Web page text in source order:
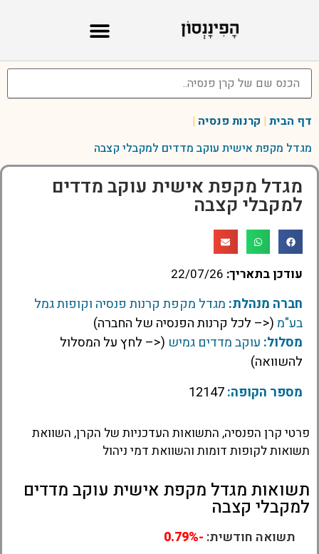
דף הבית | קרנות פנסיה |
מגדל מקפת אישית עוקב מדדים למקבלי קצבה
מגדל מקפת אישית עוקב מדדים
למקבלי קצבה
עודכן בתאריך: 22/07/26
חברה מנהלת: מגדל מקפת קרנות פנסיה וקופות גמל
בע"מ (<– לכל קרנות הפנסיה של החברה)
מסלול: עוקב מדדים גמיש (<– לחץ על המסלול
להשוואה)
מספר הקופה:
פרטי קרן הפנסיה, התשואות העדכניות של הקרן, השוואת
תשואות לקופות דומות והשוואת דמי ניהול
תשואות מגדל מקפת אישית עוקב מדדים
למקבלי קצבה
תשואה חודשית: -0.79%